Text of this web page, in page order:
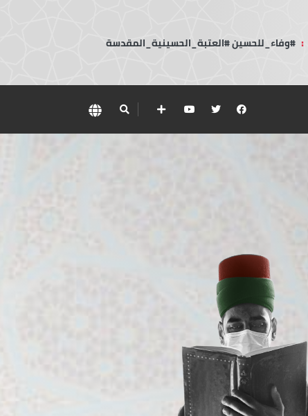
: #وفاء_للحسين #العتبة_الحسينية_المقدسة